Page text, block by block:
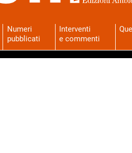
Numeri
pubblicati
Interventi
e commenti